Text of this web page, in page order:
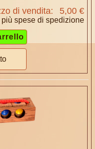
di vendita: 5,00 €
più spese di spedizione